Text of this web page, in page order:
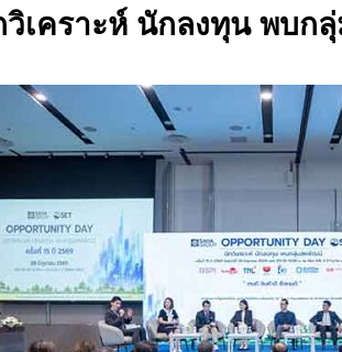
วิเคราะห์ นักลงทุน พบก